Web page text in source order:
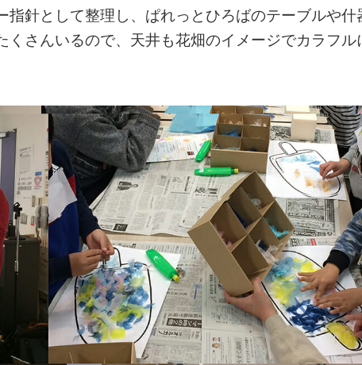
針として整理し、ぱれっとひろばのテーブルや什
くさんいるので、天井も花畑のイメージでカラフル